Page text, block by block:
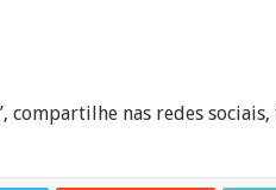
compartilhe nas redes